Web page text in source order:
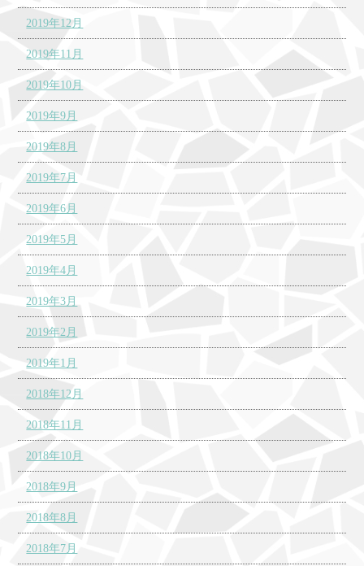
2019年12月
2019年11月
2019年10月
2019年9月
2019年8月
2019年7月
2019年6月
2019年5月
2019年4月
2019年3月
2019年2月
2019年1月
2018年12月
2018年11月
2018年10月
2018年9月
2018年8月
2018年7月